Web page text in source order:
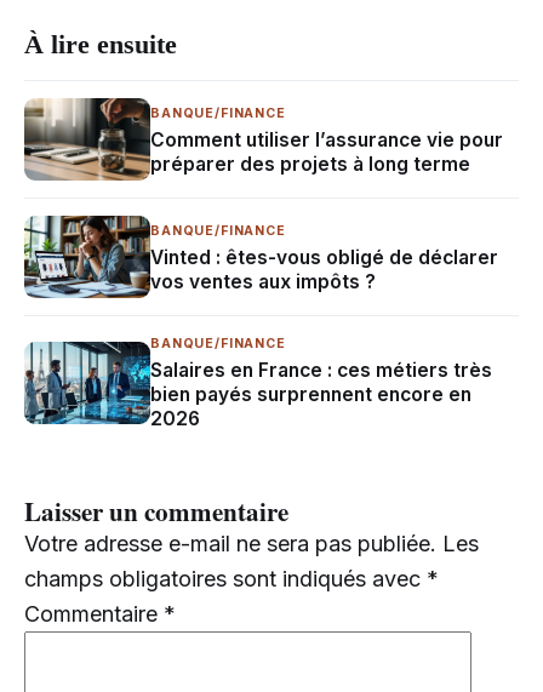
À lire ensuite
BANQUE/FINANCE
Comment utiliser l’assurance vie pour
préparer des projets à long terme
BANQUE/FINANCE
Vinted : êtes-vous obligé de déclarer
vos ventes aux impôts ?
BANQUE/FINANCE
Salaires en France : ces métiers très
bien payés surprennent encore en
2026
Laisser un commentaire
Votre adresse e-mail ne sera pas publiée. Les
champs obligatoires sont indiqués avec *
Commentaire *